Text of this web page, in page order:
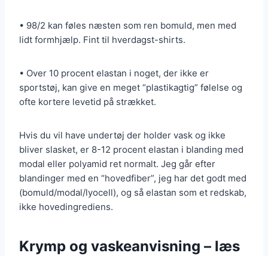
• 98/2 kan føles næsten som ren bomuld, men med
lidt formhjælp. Fint til hverdagst-shirts.
• Over 10 procent elastan i noget, der ikke er
sportstøj, kan give en meget “plastikagtig” følelse og
ofte kortere levetid på strækket.
Hvis du vil have undertøj der holder vask og ikke
bliver slasket, er 8-12 procent elastan i blanding med
modal eller polyamid ret normalt. Jeg går efter
blandinger med en “hovedfiber”, jeg har det godt med
(bomuld/modal/lyocell), og så elastan som et redskab,
ikke hovedingrediens.
Krymp og vaskeanvisning – læs